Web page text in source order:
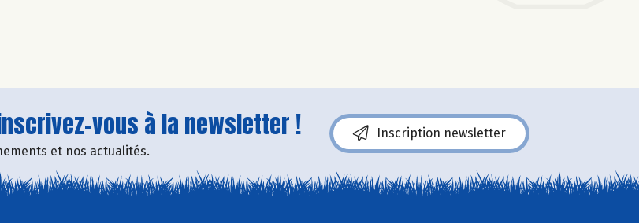
vous à la newsletter !
et nos actualités.
Inscription newsletter